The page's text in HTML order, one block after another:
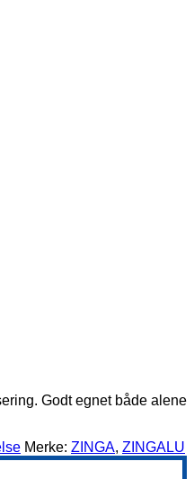
Godt egnet både alene
Merke: ZINGA, ZINGALU